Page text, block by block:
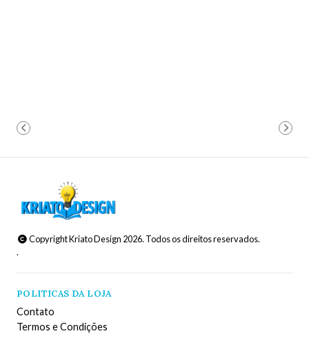
Copyright Kriato Design 2026. Todos os direitos reservados.
.
POLITICAS DA LOJA
Contato
Termos e Condições